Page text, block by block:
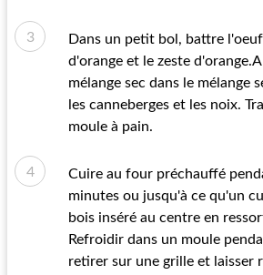
Dans un petit bol, battre
d'orange et le zeste
mélange sec dans le mélange
les canneberges et les noix.
moule à pain.
Cuire au four préchauffé
minutes ou jusqu'à ce qu'un
bois inséré au centre en
Refroidir dans un moule
retirer sur une grille et laisser